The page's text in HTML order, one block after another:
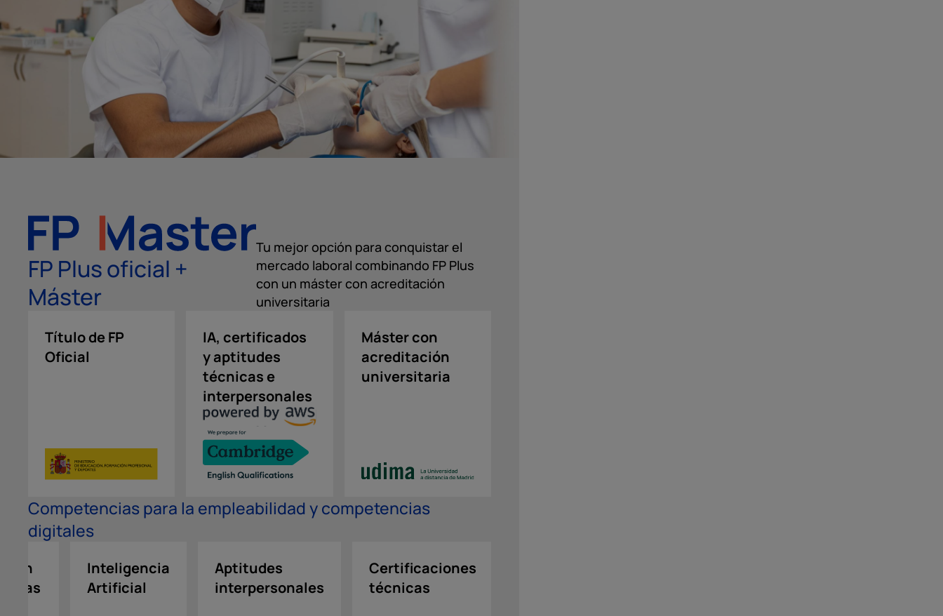
FP Plus oficial +
Máster
Tu mejor opción para conquistar el
mercado laboral combinando FP Plus
con un máster con acreditación
universitaria
Título de FP
Oficial
IA, certificados
y aptitudes
técnicas e
interpersonales
Máster con
acreditación
universitaria
Competencias para la empleabilidad y competencias
digitales
Inteligencia
Artificial
Aptitudes
interpersonales
Certificaciones
técnicas